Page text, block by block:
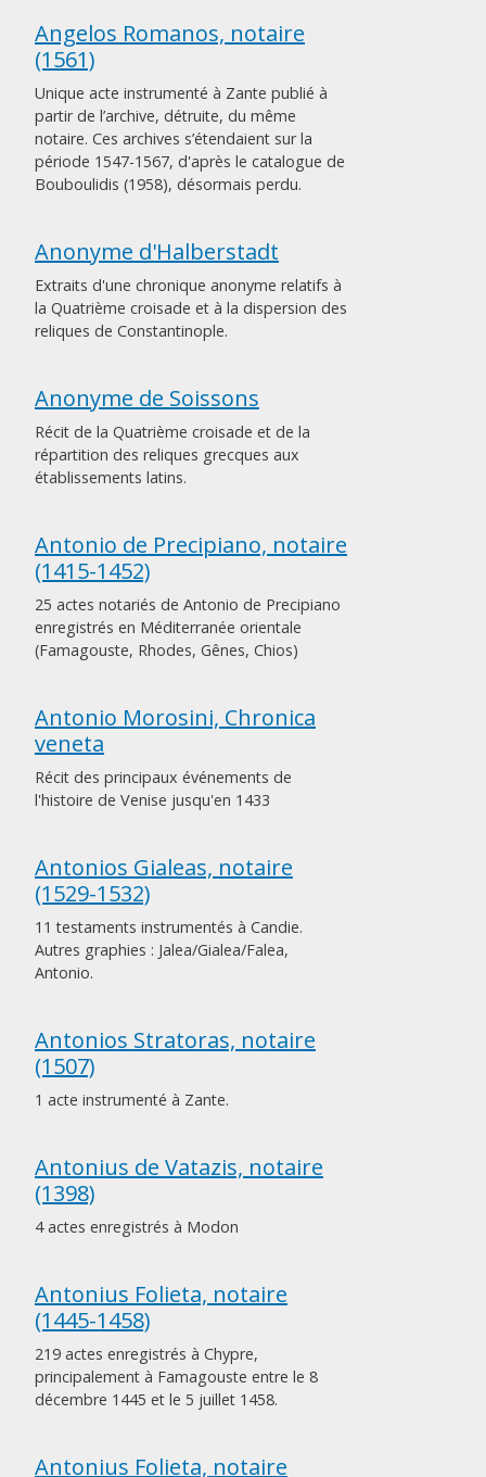
Angelos Romanos, notaire
(1561)
Unique acte instrumenté à Zante publié à
partir de l’archive, détruite, du même
notaire. Ces archives s’étendaient sur la
période 1547-1567, d'après le catalogue de
Bouboulidis (1958), désormais perdu.
Anonyme d'Halberstadt
Extraits d'une chronique anonyme relatifs à
la Quatrième croisade et à la dispersion des
reliques de Constantinople.
Anonyme de Soissons
Récit de la Quatrième croisade et de la
répartition des reliques grecques aux
établissements latins.
Antonio de Precipiano, notaire
(1415-1452)
25 actes notariés de Antonio de Precipiano
enregistrés en Méditerranée orientale
(Famagouste, Rhodes, Gênes, Chios)
Antonio Morosini, Chronica
veneta
Récit des principaux événements de
l'histoire de Venise jusqu'en 1433
Antonios Gialeas, notaire
(1529-1532)
11 testaments instrumentés à Candie.
Autres graphies : Jalea/Gialea/Falea,
Antonio.
Antonios Stratoras, notaire
(1507)
1 acte instrumenté à Zante.
Antonius de Vatazis, notaire
(1398)
4 actes enregistrés à Modon
Antonius Folieta, notaire
(1445-1458)
219 actes enregistrés à Chypre,
principalement à Famagouste entre le 8
décembre 1445 et le 5 juillet 1458.
Antonius Folieta, notaire